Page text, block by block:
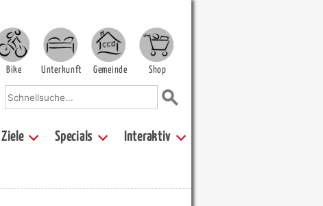
Bike Unterkunft Gemeinde Shop
Ziele Specials Interaktiv